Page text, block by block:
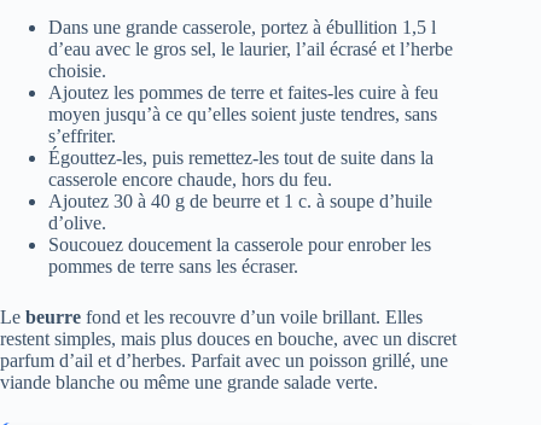
Dans une grande casserole, portez à ébullition 1,5 l
d’eau avec le gros sel, le laurier, l’ail écrasé et l’herbe
choisie.
Ajoutez les pommes de terre et faites-les cuire à feu
moyen jusqu’à ce qu’elles soient juste tendres, sans
s’effriter.
Égouttez-les, puis remettez-les tout de suite dans la
casserole encore chaude, hors du feu.
Ajoutez 30 à 40 g de beurre et 1 c. à soupe d’huile
d’olive.
Soucouez doucement la casserole pour enrober les
pommes de terre sans les écraser.
Le beurre fond et les recouvre d’un voile brillant. Elles
restent simples, mais plus douces en bouche, avec un discret
parfum d’ail et d’herbes. Parfait avec un poisson grillé, une
viande blanche ou même une grande salade verte.